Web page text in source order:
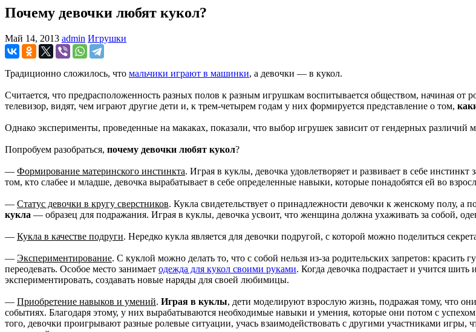
Почему девочки любят кукол?
Май 14, 2013 admin Игрушки
Традиционно сложилось, что мальчики играют в машинки, а девочки — в кукол.
Считается, что предрасположенность разных полов к разным игрушкам воспитывается обществом, начиная
телевизор, видят, чем играют другие дети и, к трем-четырем годам у них формируется представление о том,
Однако эксперименты, проведенные на макаках, показали, что выбор игрушек зависит от гендерных различий
Попробуем разобраться, почему девочки любят кукол?
— Формирование материнского инстинкта. Играя в куклы, девочка удовлетворяет и развивает в себе инстинкт
том, кто слабее и младше, девочка вырабатывает в себе определенные навыки, которые понадобятся ей во
— Статус девочки в кругу сверстников. Кукла свидетельствует о принадлежности девочки к женскому полу, а
кукла — образец для подражания. Играя в куклы, девочка усвоит, что женщина должна ухаживать за собой,
— Кукла в качестве подруги. Нередко кукла является для девочки подругой, с которой можно поделиться
— Экспериментирование. С куклой можно делать то, что с собой нельзя из-за родительских запретов: красить
переодевать. Особое место занимает одежда для кукол своими руками. Когда девочка подрастает и учится шить
экспериментировать, создавать новые наряды для своей любимицы.
— Приобретение навыков и умений. Играя в куклы, дети моделируют взрослую жизнь, подражая тому, что
событиях. Благодаря этому, у них вырабатываются необходимые навыки и умения, которые они потом с
того, девочки проигрывают разные ролевые ситуации, учась взаимодействовать с другими участниками игры,